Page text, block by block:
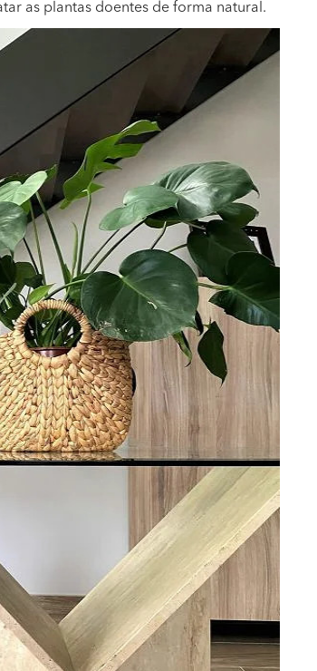
as plantas doentes de forma natural.